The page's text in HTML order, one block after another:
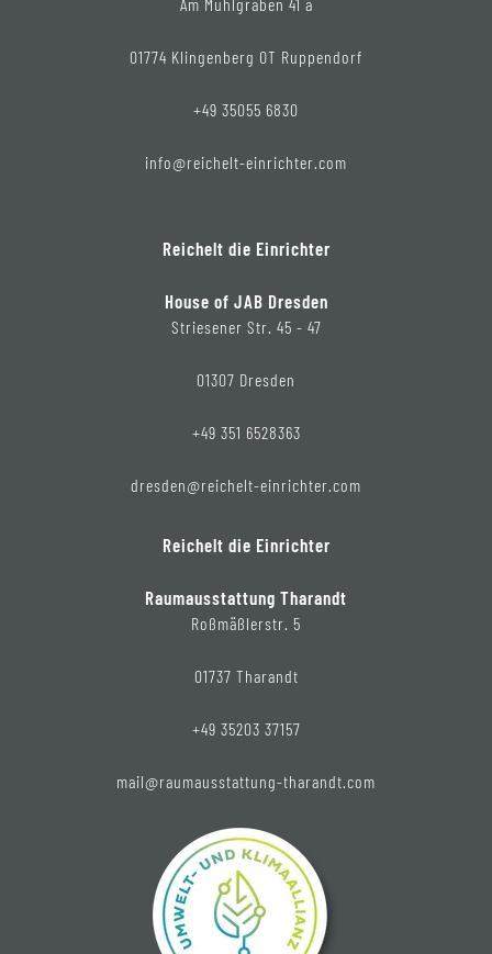
01774 Klingenberg OT Ruppendorf
+49 35055 6830
info@reichelt-einrichter.com
Reichelt die Einrichter
House of JAB Dresden
Striesener Str. 45 - 47
01307 Dresden
+49 351 6528363
dresden@reichelt-einrichter.com
Reichelt die Einrichter
Raumausstattung Tharandt
Roßmäßlerstr. 5
01737 Tharandt
+49 35203 37157
mail@raumausstattung-tharandt.com